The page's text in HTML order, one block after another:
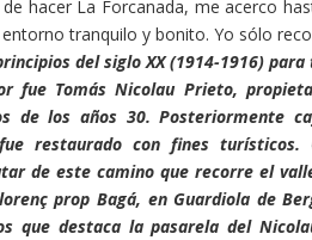
hacer La Forcanada, me acerco
tranquilo y bonito. Yo sólo
del siglo XX (1914-1916)
fue Tomás Nicolau Prieto,
de los años 30. Posteriormente
restaurado con fines
de este camino que recorre el
prop Bagá, en Guardiola de
que destaca la pasarela del